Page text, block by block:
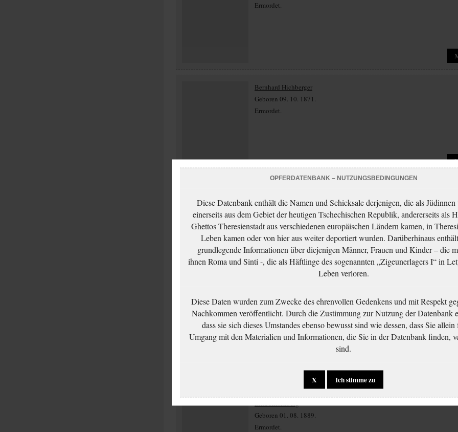
Ermordet.
Bernhard Hichberger
Geboren 09. 10. 1871.
Ermordet.
Geboren 21. 08. 1887.
Ermordet.
Bertha Hirsch
Geboren 04. 07. 1902.
Ermordet.
Erna Hirschberg
Geboren 01. 08. 1889.
Ermordet.
OPFERDATENBANK – NUTZUNGSBEDINGUNGEN
Diese Datenbank enthält die Namen und Schicksale derjenigen, die als Jüdinnen
einerseits aus dem Gebiet der heutigen Tschechischen Republik, andererseits als
Ghettos Theresienstadt aus verschiedenen europäischen Ländern kamen, in
Leben kamen oder von hier aus weiter deportiert wurden. Darüberhinaus
grundlegende Informationen über diejenigen Männer, Frauen und Kinder – die
ihnen Roma und Sinti -, die als Häftlinge des sogenannten „Zigeunerlagers I“ in
Leben verloren.
Diese Daten wurden zum Zwecke des ehrenvollen Gedenkens und mit Respekt
Nachkommen veröffentlicht. Durch die Zustimmung zur Nutzung der Datenbank
dass sie sich dieses Umstandes ebenso bewusst sind wie dessen, dass Sie
Umgang mit den Materialien und Informationen, die Sie in der Datenbank finden,
sind.
X Ich stimme zu